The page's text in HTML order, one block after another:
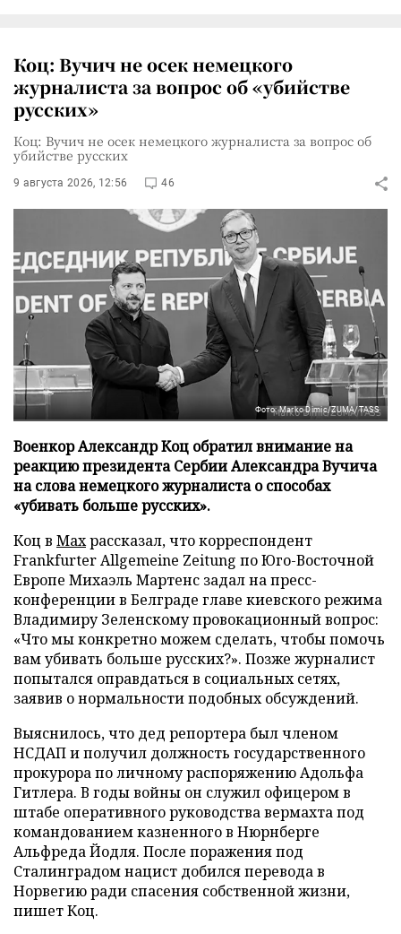
Коц: Вучич не осек немецкого
журналиста за вопрос об «убийстве
русских»
Коц: Вучич не осек немецкого журналиста за вопрос об
убийстве русских
9 августа 2026, 12:56 46
Фото: Marko Dimic/ZUMA/TASS
Военкор Александр Коц обратил внимание на
реакцию президента Сербии Александра Вучича
на слова немецкого журналиста о способах
«убивать больше русских».
Коц в Махрассказал, что корреспондент
Frankfurter Allgemeine Zeitung по Юго-Восточной
Европе Михаэль Мартенс задал на пресс-
конференции в Белграде главе киевского режима
Владимиру Зеленскому провокационный вопрос:
«Что мы конкретно можем сделать, чтобы помочь
вам убивать больше русских?». Позже журналист
попытался оправдаться в социальных сетях,
заявив о нормальности подобных обсуждений.
Выяснилось, что дед репортера был членом
НСДАП и получил должность государственного
прокурора по личному распоряжению Адольфа
Гитлера. В годы войны он служил офицером в
штабе оперативного руководства вермахта под
командованием казненного в Нюрнберге
Альфреда Йодля. После поражения под
Сталинградом нацист добился перевода в
Норвегию ради спасения собственной жизни,
пишет Коц.